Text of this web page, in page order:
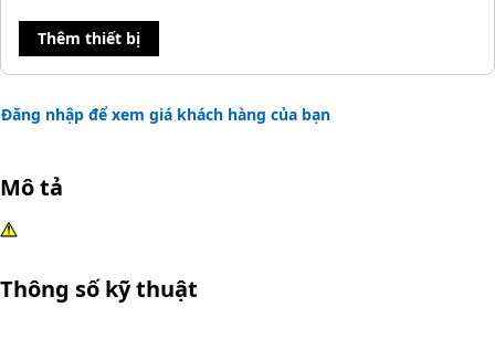
Thêm thiết bị
Đăng nhập để xem giá khách hàng của bạn
Mô tả
Thông số kỹ thuật